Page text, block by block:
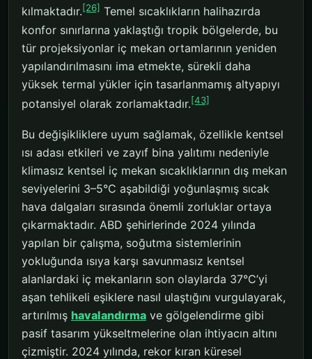
kılmaktadır.[26] Temel sıcaklıkların halihazırda
konfor sınırlarına yaklaştığı tropik bölgelerde, bu
tür projeksiyonlar iç mekan ortamlarının yeniden
yapılandırılmasını ima etmekte, sürekli daha
yüksek termal yükler için tasarlanmamış altyapıyı
potansiyel olarak zorlamaktadır.[43]
Bu değişikliklere uyum sağlamak, özellikle kentsel
ısı adası etkileri ve zayıf bina yalıtımı nedeniyle
klimasız kentsel iç mekan sıcaklıklarının dış mekan
seviyelerini 3–5°C aşabildiği yoğunlaşmış sıcak
hava dalgaları sırasında önemli zorluklar ortaya
çıkarmaktadır. ABD şehirlerinde 2024 yılında
yapılan bir çalışma, soğutma sistemlerinin
yokluğunda ısıya karşı savunmasız kentsel
alanlardaki iç mekanların son olaylarda 37°C’yi
aşan tehlikeli eşiklere nasıl ulaştığını vurgulayarak,
artırılmış havalandırma ve gölgelendirme gibi
pasif tasarım yükseltmelerine olan ihtiyacın altını
çizmiştir. 2024 yılında, rekor kıran küresel